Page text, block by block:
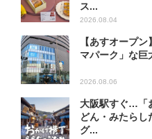
ス...
2026.08.04
【あすオープ
マパーク」な巨
2026.08.06
大阪駅すぐ…「
どん・みたらし
グ...